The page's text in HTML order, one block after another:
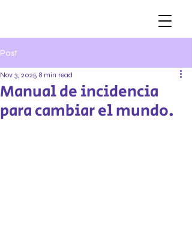
Post
Manual de incidencia
para cambiar el mundo.
Nov 3, 2025 8 min read